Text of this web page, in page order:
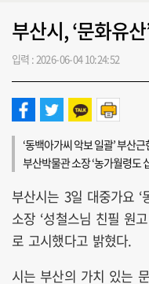
부산시, ‘문화유
입력 : 2026-06-04 10:24:52
‘동백아가씨 악보 일괄’ 부산
부산박물관 소장 ‘농가월령도
부산시는 3일 대중가요
소장 ‘성철스님 친필 원
로 고시했다고 밝혔다.
시는 부산의 가치 있는